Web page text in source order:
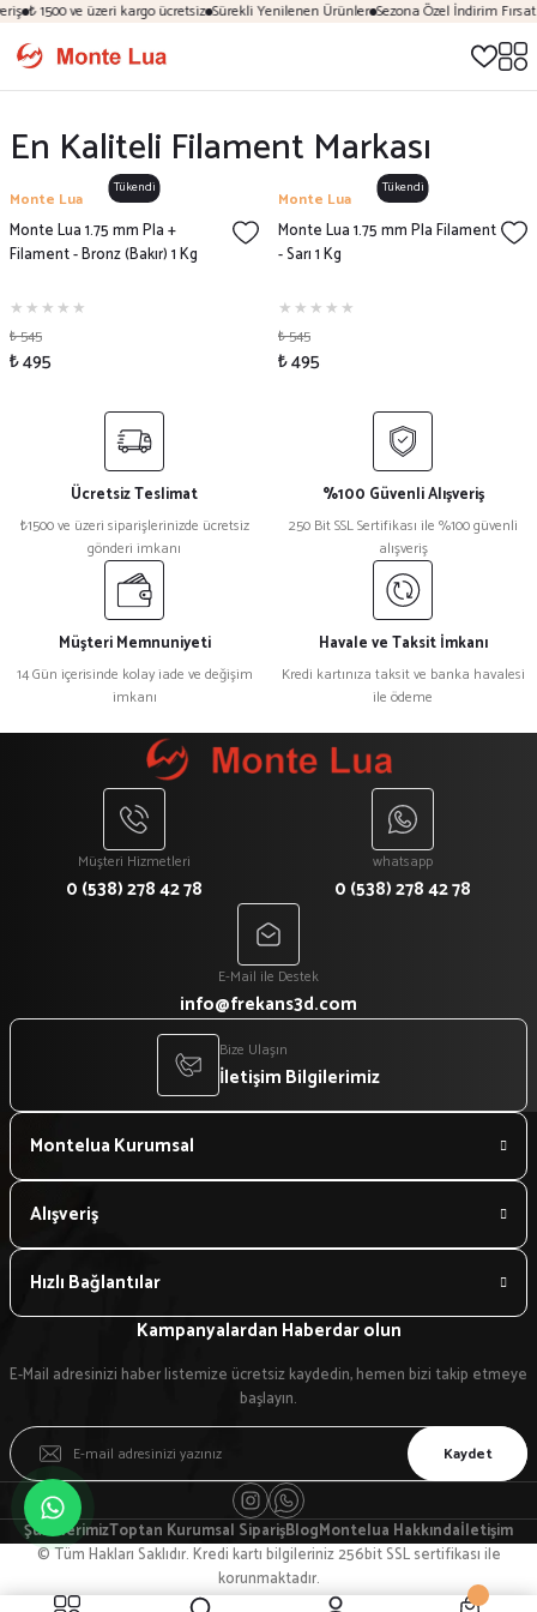
₺ 1500 ve üzeri kargo ücretsiz Sürekli Yenilenen Ürünler Sezona Özel İndirim
En Kaliteli Filament Markası
Tükendi
Monte Lua
Monte Lua 1.75 mm Pla +
Filament - Bronz (Bakır) 1 Kg
₺ 545
₺ 495
Tükendi
Monte Lua
Monte Lua 1.75 mm Pla Filament
- Sarı 1 Kg
₺ 545
₺ 495
Ücretsiz Teslimat
₺1500 ve üzeri siparişlerinizde ücretsiz
gönderi imkanı
%100 Güvenli Alışveriş
250 Bit SSL Sertifikası ile %100 güvenli
alışveriş
Müşteri Memnuniyeti
14 Gün içerisinde kolay iade ve değişim
imkanı
Havale ve Taksit İmkanı
Kredi kartınıza taksit ve banka havalesi
ile ödeme
Müşteri Hizmetleri
0 (538) 278 42 78
whatsapp
0 (538) 278 42 78
E-Mail ile Destek
info@frekans3d.com
Bize Ulaşın
İletişim Bilgilerimiz
Montelua Kurumsal
Alışveriş
Hızlı Bağlantılar
Kampanyalardan Haberdar olun
E-Mail adresinizi haber listemize ücretsiz kaydedin, hemen bizi takip etmeye
başlayın.
Kaydet
ŞubelerimizToptan Kurumsal SiparişBlogMontelua Hakkındaİletişim
© Tüm Hakları Saklıdır. Kredi kartı bilgileriniz 256bit SSL sertifikası ile
korunmaktadır.